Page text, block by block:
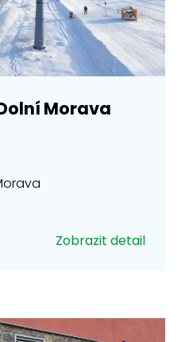
Morava
Zobrazit detail